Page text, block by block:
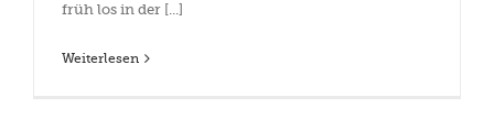
früh los in der [...]
Weiterlesen